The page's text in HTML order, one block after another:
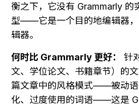
衡之下，它没有 Grammarly 的
型——它是一个目的地编辑器，
辑器。
何时比 Grammarly 更好：
针
文、学位论文、书籍章节）的
篇文章中的风格模式——被动语
化、过度使用的词语——这是